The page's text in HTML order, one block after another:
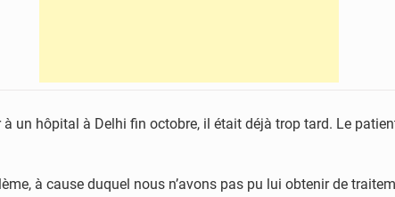
un hôpital à Delhi fin octobre, il était déjà trop tard. Le
à cause duquel nous n’avons pas pu lui obtenir de